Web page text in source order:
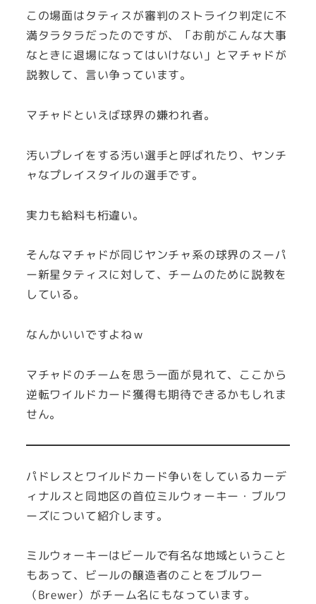
この場面はタティスが審判のストライク判定に不
満タラタラだったのですが、「お前がこんな大事
なときに退場になってはいけない」とマチャドが
説教して、言い争っています。
マチャドといえば球界の嫌われ者。
汚いプレイをする汚い選手と呼ばれたり、ヤンチ
ャなプレイスタイルの選手です。
実力も給料も桁違い。
そんなマチャドが同じヤンチャ系の球界のスーパ
ー新星タティスに対して、チームのために説教を
している。
なんかいいですよねｗ
マチャドのチームを思う一面が見れて、ここから
逆転ワイルドカード獲得も期待できるかもしれま
せん。
パドレスとワイルドカード争いをしているカーデ
ィナルスと同地区の首位ミルウォーキー・ブルワ
ーズについて紹介します。
ミルウォーキーはビールで有名な地域ということ
もあって、ビールの醸造者のことをブルワー
（Brewer）がチーム名にもなっています。